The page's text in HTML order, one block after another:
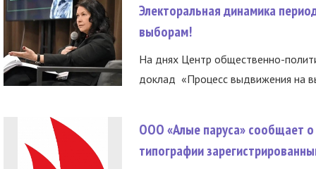
Электоральная динамика
выборам!
На днях Центр общественно-
доклад «Процесс выдвижения на
ООО «Алые паруса» сообщает о
типографии